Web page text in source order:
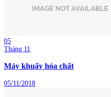
05
Tháng 11
Máy khuấy hóa chất
05/11/2018